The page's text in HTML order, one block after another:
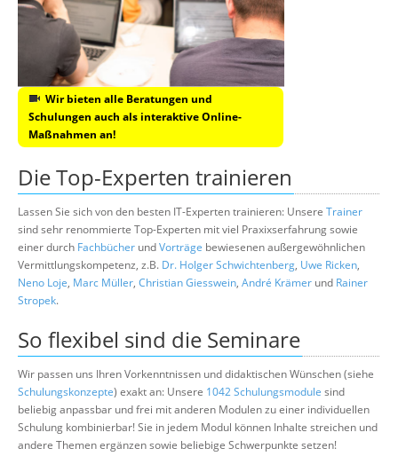
Wir bieten alle Beratungen und
Schulungen auch als interaktive Online-
Maßnahmen an!
Die Top-Experten trainieren
Lassen Sie sich von den besten IT-Experten trainieren: Unsere Trainer
sind sehr renommierte Top-Experten mit viel Praxixserfahrung sowie
einer durch Fachbücher undVorträge bewiesenen außergewöhnlichen
Vermittlungskompetenz, z.B. Dr. Holger Schwichtenberg, Uwe Ricken,
Neno Loje, Marc Müller, Christian Giesswein, André Krämer und Rainer
Stropek.
So flexibel sind die Seminare
Wir passen uns Ihren Vorkenntnissen und didaktischen Wünschen (siehe
Schulungskonzepte) exakt an: Unsere 1042 Schulungsmodule sind
beliebig anpassbar und frei mit anderen Modulen zu einer individuellen
Schulung kombinierbar! Sie in jedem Modul können Inhalte streichen und
andere Themen ergänzen sowie beliebige Schwerpunkte setzen!